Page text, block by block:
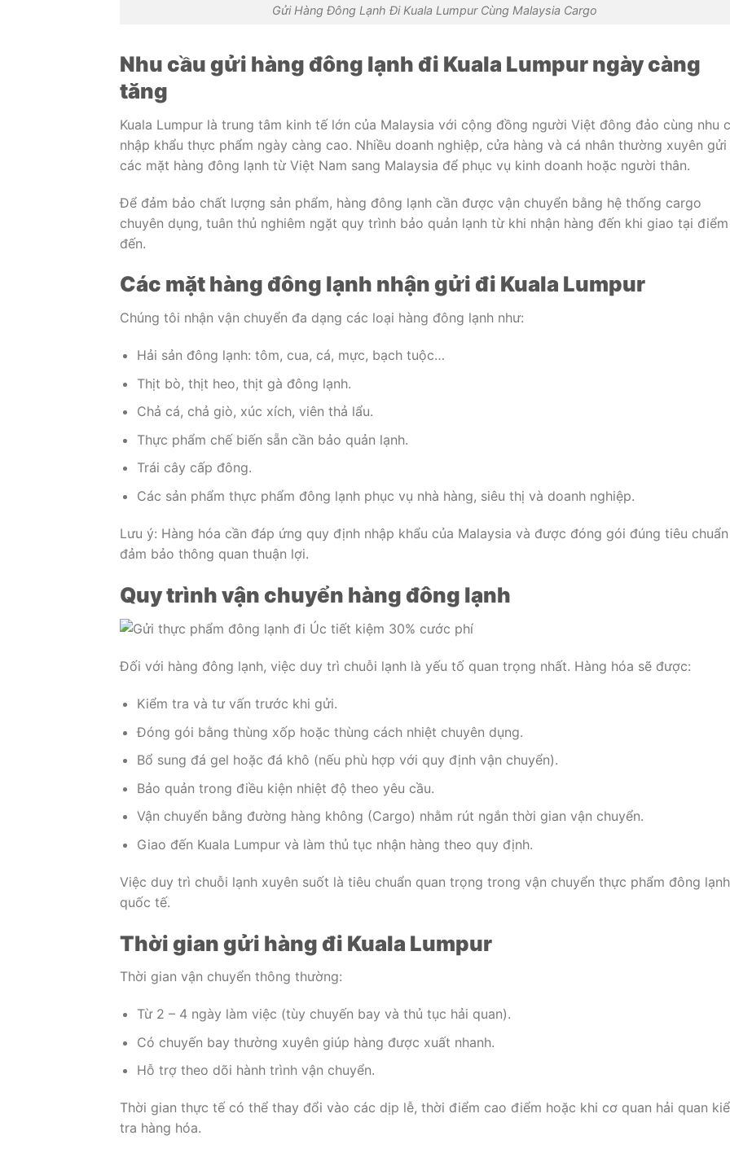
Gửi Hàng Đông Lạnh Đi Kuala Lumpur Cùng Malaysia Cargo
Nhu cầu gửi hàng đông lạnh đi Kuala Lumpur ngày càng
tăng
Kuala Lumpur là trung tâm kinh tế lớn của Malaysia với cộng đồng người Việt đông đảo cùng nhu
nhập khẩu thực phẩm ngày càng cao. Nhiều doanh nghiệp, cửa hàng và cá nhân thường xuyên gửi
các mặt hàng đông lạnh từ Việt Nam sang Malaysia để phục vụ kinh doanh hoặc người thân.
Để đảm bảo chất lượng sản phẩm, hàng đông lạnh cần được vận chuyển bằng hệ thống cargo
chuyên dụng, tuân thủ nghiêm ngặt quy trình bảo quản lạnh từ khi nhận hàng đến khi giao tại điểm
đến.
Các mặt hàng đông lạnh nhận gửi đi Kuala Lumpur
Chúng tôi nhận vận chuyển đa dạng các loại hàng đông lạnh như:
Hải sản đông lạnh: tôm, cua, cá, mực, bạch tuộc…
Thịt bò, thịt heo, thịt gà đông lạnh.
Chả cá, chả giò, xúc xích, viên thả lẩu.
Thực phẩm chế biến sẵn cần bảo quản lạnh.
Trái cây cấp đông.
Các sản phẩm thực phẩm đông lạnh phục vụ nhà hàng, siêu thị và doanh nghiệp.
Lưu ý: Hàng hóa cần đáp ứng quy định nhập khẩu của Malaysia và được đóng gói đúng tiêu
đảm bảo thông quan thuận lợi.
Quy trình vận chuyển hàng đông lạnh
Đối với hàng đông lạnh, việc duy trì chuỗi lạnh là yếu tố quan trọng nhất. Hàng hóa sẽ được:
Kiểm tra và tư vấn trước khi gửi.
Đóng gói bằng thùng xốp hoặc thùng cách nhiệt chuyên dụng.
Bổ sung đá gel hoặc đá khô (nếu phù hợp với quy định vận chuyển).
Bảo quản trong điều kiện nhiệt độ theo yêu cầu.
Vận chuyển bằng đường hàng không (Cargo) nhằm rút ngắn thời gian vận chuyển.
Giao đến Kuala Lumpur và làm thủ tục nhận hàng theo quy định.
Việc duy trì chuỗi lạnh xuyên suốt là tiêu chuẩn quan trọng trong vận chuyển thực phẩm đông lạnh
quốc tế.
Thời gian gửi hàng đi Kuala Lumpur
Thời gian vận chuyển thông thường:
Từ 2 – 4 ngày làm việc (tùy chuyến bay và thủ tục hải quan).
Có chuyến bay thường xuyên giúp hàng được xuất nhanh.
Hỗ trợ theo dõi hành trình vận chuyển.
Thời gian thực tế có thể thay đổi vào các dịp lễ, thời điểm cao điểm hoặc khi cơ quan hải quan
tra hàng hóa.